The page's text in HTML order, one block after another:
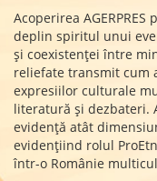
Acoperirea
deplin spiritul unui
și coexistenței între
reliefate transmit cum
expresiilor culturale
literatură și dezbateri.
evidență atât
evidențiind rolul
într-o Românie